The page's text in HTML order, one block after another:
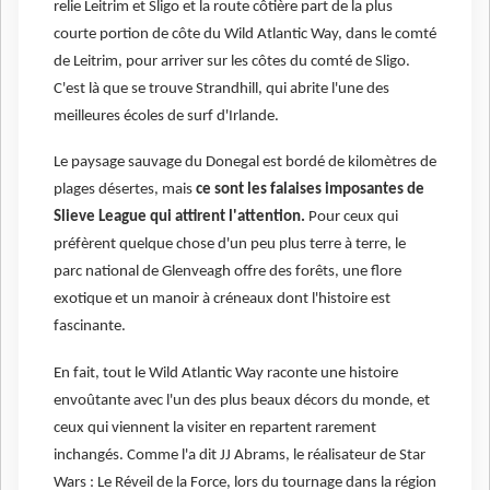
relie Leitrim et Sligo et la route côtière part de la plus
courte portion de côte du Wild Atlantic Way, dans le comté
de Leitrim, pour arriver sur les côtes du comté de Sligo.
C'est là que se trouve Strandhill, qui abrite l'une des
meilleures écoles de surf d'Irlande.
Le paysage sauvage du Donegal est bordé de kilomètres de
plages désertes, mais ce sont les falaises imposantes de
Slieve League qui attirent l'attention. Pour ceux qui
préfèrent quelque chose d'un peu plus terre à terre, le
parc national de Glenveagh offre des forêts, une flore
exotique et un manoir à créneaux dont l'histoire est
fascinante.
En fait, tout le Wild Atlantic Way raconte une histoire
envoûtante avec l'un des plus beaux décors du monde, et
ceux qui viennent la visiter en repartent rarement
inchangés. Comme l'a dit JJ Abrams, le réalisateur de Star
Wars : Le Réveil de la Force, lors du tournage dans la région